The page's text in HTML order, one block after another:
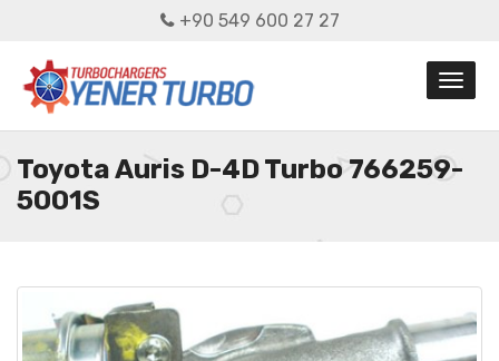
+90 549 600 27 27
Toyota Auris D-4D Turbo 766259-
5001S